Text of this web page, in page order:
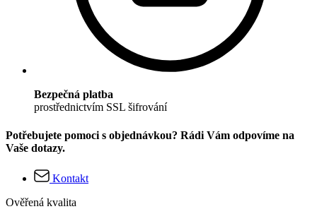
Bezpečná platba
prostřednictvím SSL šifrování
Potřebujete pomoci s objednávkou? Rádi Vám odpovíme na
Vaše dotazy.
Kontakt
Ověřená kvalita